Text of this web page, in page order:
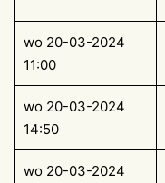
wo 20-03-2024
11:00
wo 20-03-2024
14:50
wo 20-03-2024